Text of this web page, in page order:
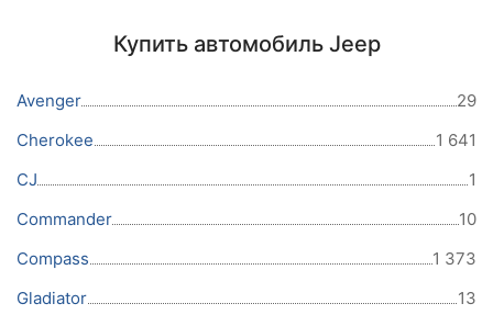
Купить автомобиль Jeep
Avenger
29
Cherokee
1 641
CJ
1
Commander
10
Compass
1 373
Gladiator
13